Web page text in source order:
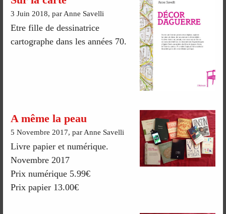
3 Juin 2018, par Anne Savelli
Etre fille de dessinatrice
cartographe dans les années 70.
A même la peau
5 Novembre 2017, par Anne Savelli
Livre papier et numérique.
Novembre 2017
Prix numérique 5.99€
Prix papier 13.00€